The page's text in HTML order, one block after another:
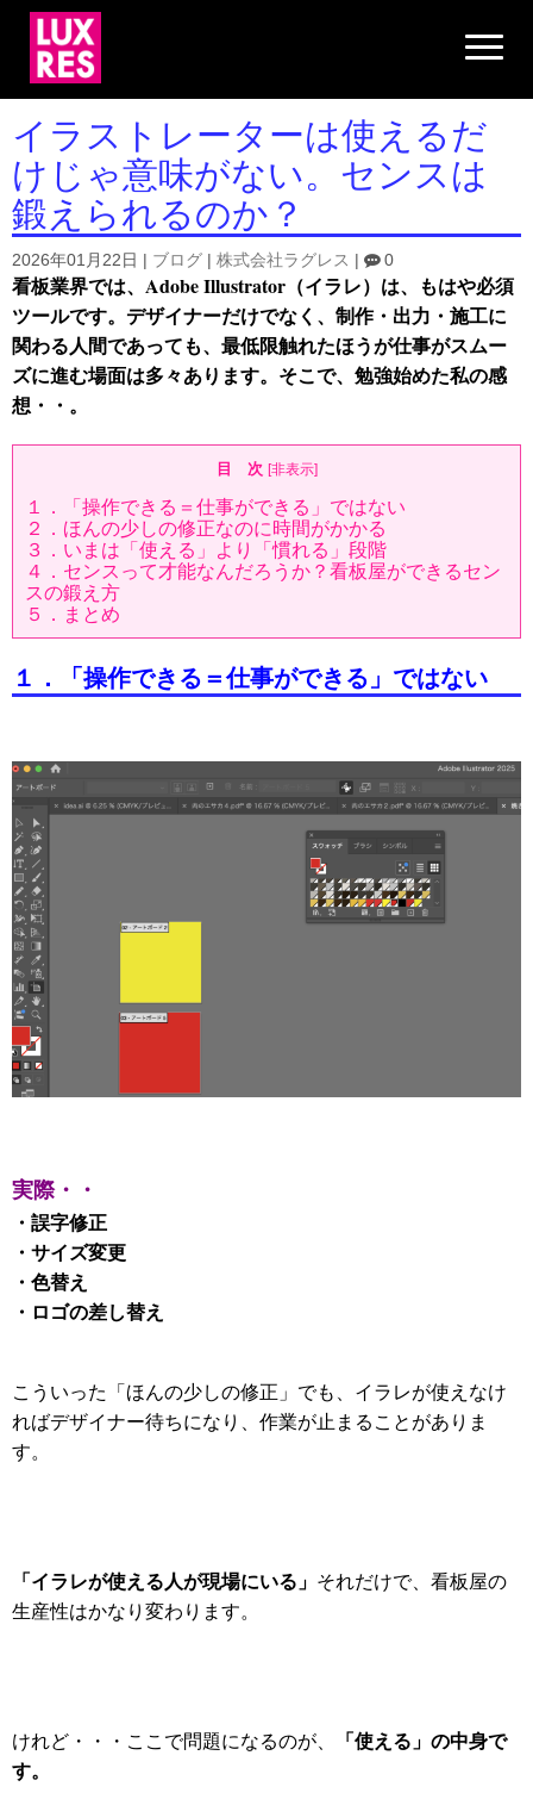
N
a
i
g
イラストレーターは使えるだ
けじゃ意味がない。センスは
鍛えられるのか？
2026年01月22日 ブログ 株式会社ラグレス 0
看板業界では、Adobe Illustrator（イラレ）は、もはや必須
ツールです。デザイナーだけでなく、制作・出力・施工に
関わる人間であっても、最低限触れたほうが仕事がスムー
ズに進む場面は多々あります。そこで、勉強始めた私の感
想・・。
目 次 [非表示]
１．「操作できる＝仕事ができる」ではない
２．ほんの少しの修正なのに時間がかかる
３．いまは「使える」より「慣れる」段階
４．センスって才能なんだろうか？看板屋ができるセン
スの鍛え方
５．まとめ
１．「操作できる＝仕事ができる」ではない
実際・・
・誤字修正
・サイズ変更
・色替え
・ロゴの差し替え
こういった「ほんの少しの修正」でも、イラレが使えなけ
ればデザイナー待ちになり、作業が止まることがありま
す。
「イラレが使える人が現場にいる」 それだけで、看板屋の
生産性はかなり変わります。
けれど・・・ここで問題になるのが、
「使える」の中身で
す。